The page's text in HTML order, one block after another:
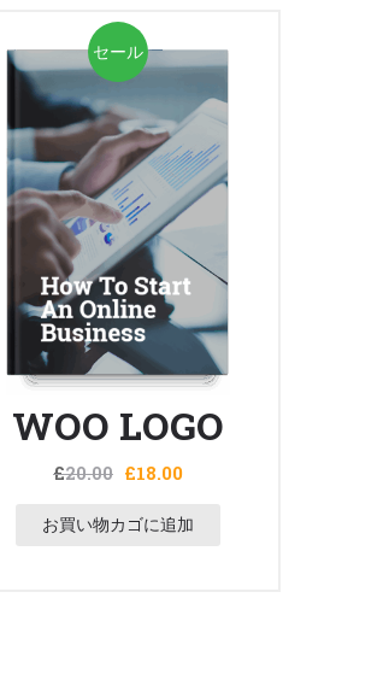
セール
WOO LOGO
£20.00 元
価
£18.00現
の
お買い物カゴに追加